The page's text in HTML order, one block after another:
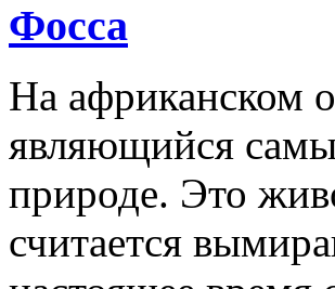
Фосса
На африканском
являющийся
природе. Это
считается